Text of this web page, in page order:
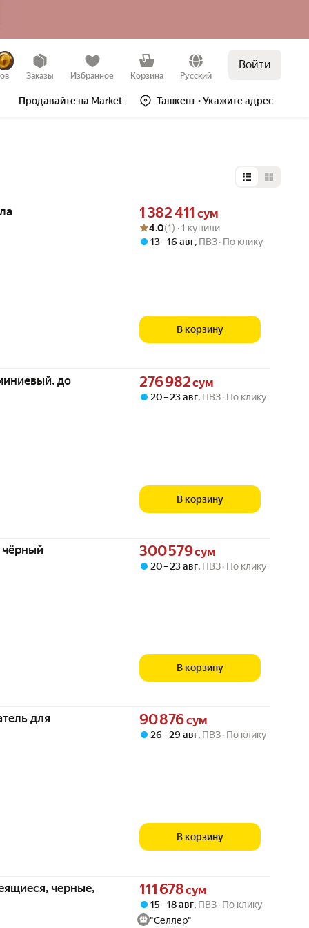
Заказы Избранное Корзина Русский
Войти
Продавайте на Market Ташкент• Укажите адрес
Выбор типа
Цена 1382411 сум вместо
1 382 411 сум
Рейтинг товара: 4.0 из 5
Оценок: (1) · 1 купили
4.0(1) · 1 купили
13 – 16 авг, ПВЗ По клику
В корзину
до
Цена 276982 сум вместо
276 982сум
20 – 23 авг, ПВЗ По клику
В корзину
Цена 300579 сум вместо
300 579сум
20 – 23 авг, ПВЗ По клику
В корзину
для
Цена 90876 сум вместо
90 876сум
26 – 29 авг, ПВЗ По клику
В корзину
черные,
Цена 111678 сум вместо
111 678сум
15 – 18 авг, ПВЗ По клику
"Селлер"